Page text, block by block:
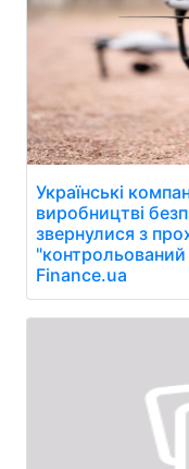
Українські
виробництві
звернулися з
"контрольований
Finance.ua